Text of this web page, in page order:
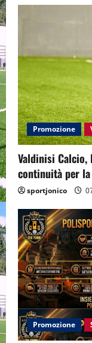
Promozione
Valdinisi Calcio,
continuità per
sportjonico
Promozione